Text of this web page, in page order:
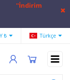
₺ Türkçe